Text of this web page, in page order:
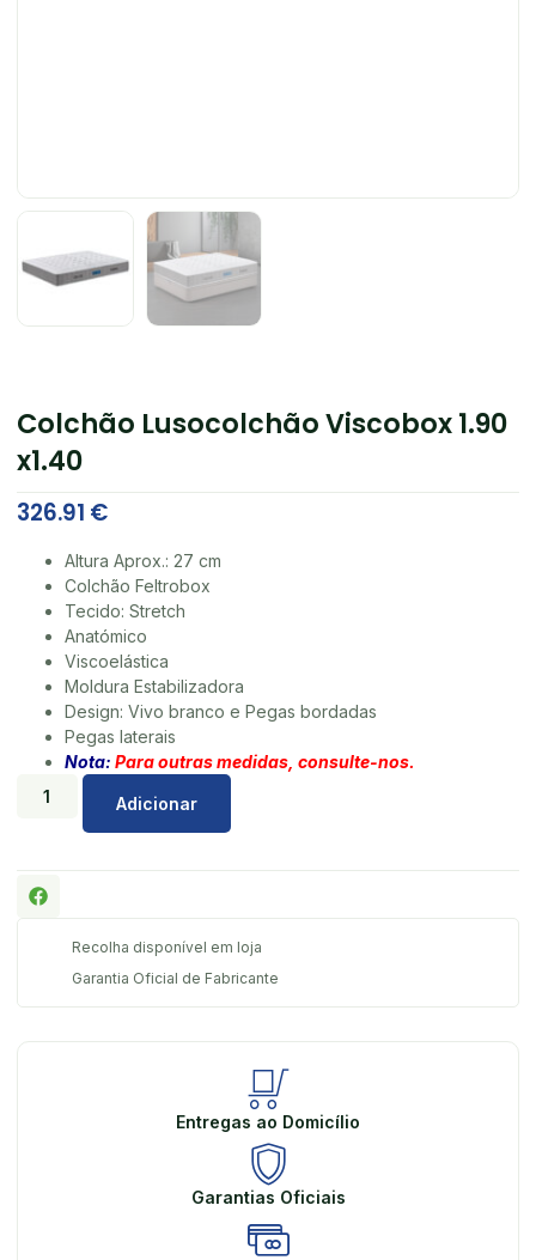
Colchão Lusocolchão Viscobox 1.90
x1.40
326.91 €
Altura Aprox.: 27 cm
Colchão Feltrobox
Tecido: Stretch
Anatómico
Viscoelástica
Moldura Estabilizadora
Design: Vivo branco e Pegas bordadas
Pegas laterais
Nota: Para outras medidas, consulte-nos.
Adicionar
Recolha disponível em loja
Garantia Oficial de Fabricante
Entregas ao Domicílio
Garantias Oficiais